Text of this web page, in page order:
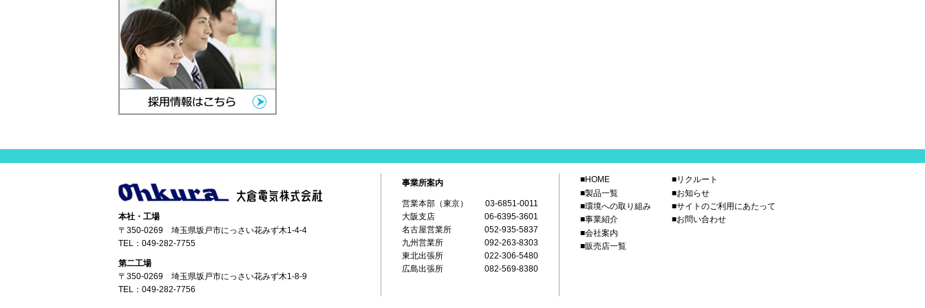
本社・工場
〒350-0269 埼玉県坂戸市にっさい花みず木1-4-4
TEL： 049-282-7755
第二工場
〒350-0269 埼玉県坂戸市にっさい花みず木1-8-9
TEL： 049-282-7756
事業所案内
営業本部（東京）
03-6851-0011
大阪支店
06-6395-3601
名古屋営業所
052-935-5837
九州営業所
092-263-8303
東北出張所
022-306-5480
広島出張所
082-569-8380
■HOME
■製品一覧
■環境への取り組み
■事業紹介
■会社案内
■販売店一覧
■リクルート
■お知らせ
■サイトのご利用にあたって
■お問い合わせ